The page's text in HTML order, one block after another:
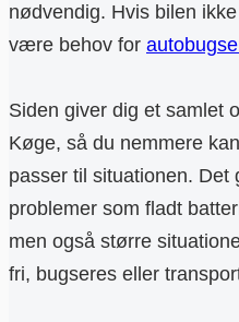
nødvendig. Hvis bilen
være behov for
Siden giver dig et samlet
Køge, så du nemmere
passer til situationen.
problemer som fladt
men også større
fri, bugseres eller